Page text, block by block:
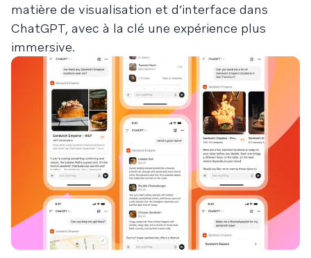
matière de visualisation et d’interface dans
ChatGPT, avec à la clé une expérience plus
immersive.